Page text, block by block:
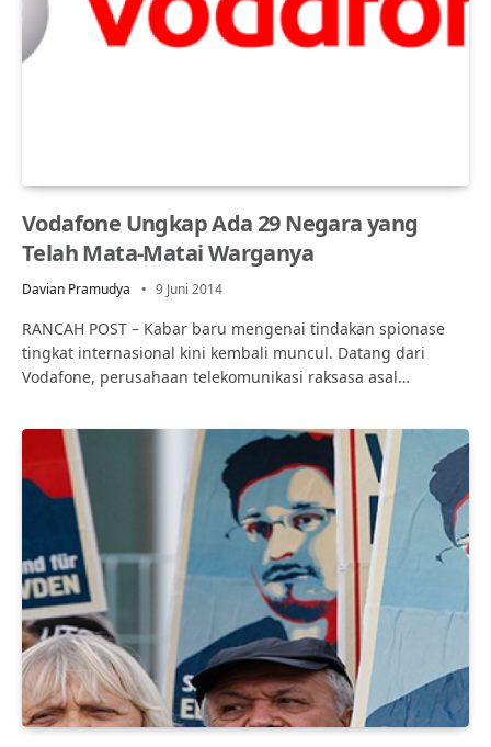
Vodafone Ungkap Ada 29 Negara yang
Telah Mata-Matai Warganya
Davian Pramudya 9 Juni 2014
RANCAH POST – Kabar baru mengenai tindakan spionase
tingkat internasional kini kembali muncul. Datang dari
Vodafone, perusahaan telekomunikasi raksasa asal…